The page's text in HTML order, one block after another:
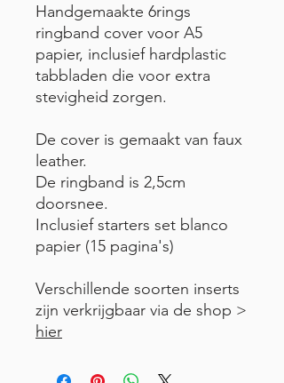
Handgemaakte 6rings
ringband cover voor A5
papier, inclusief hardplastic
tabbladen die voor extra
stevigheid zorgen.
De cover is gemaakt van faux
leather.
De ringband is 2,5cm
doorsnee.
Inclusief starters set blanco
papier (15 pagina's)
Verschillende soorten inserts
zijn verkrijgbaar via de shop >
hier